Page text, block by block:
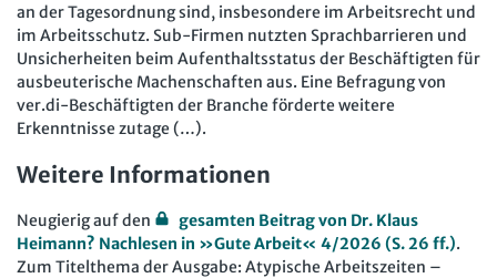
an der Tagesordnung sind, insbesondere im Arbeitsrecht und
im Arbeitsschutz. Sub-Firmen nutzten Sprachbarrieren und
Unsicherheiten beim Aufenthaltsstatus der Beschäftigten für
ausbeuterische Machenschaften aus. Eine Befragung von
ver.di-Beschäftigten der Branche förderte weitere
Erkenntnisse zutage (…).
Weitere Informationen
Neugierig auf den
gesamten Beitrag von Dr. Klaus
Heimann? Nachlesen in »Gute Arbeit« 4/2026 (S. 26 ff.).
Zum Titelthema der Ausgabe: Atypische Arbeitszeiten –